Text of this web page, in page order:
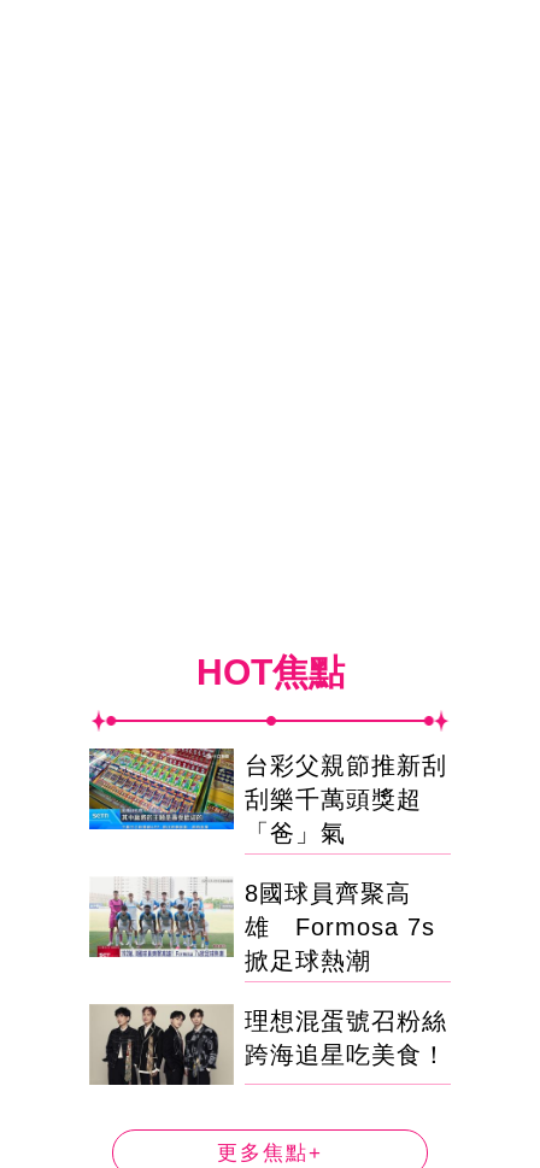
HOT焦點
台彩父親節推新刮
刮樂千萬頭獎超
「爸」氣
8國球員齊聚高
雄 Formosa 7s
掀足球熱潮
理想混蛋號召粉絲
跨海追星吃美食！
更多焦點+